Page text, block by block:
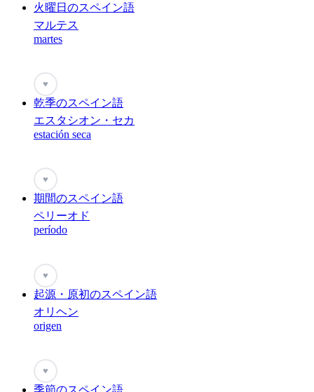
火曜日のスペイン語
マルテス
martes
♥
乾季のスペイン語
エスタシオン・セカ
estación seca
♥
期間のスペイン語
ペリーオド
período
♥
起源・原初のスペイン語
オリヘン
origen
♥